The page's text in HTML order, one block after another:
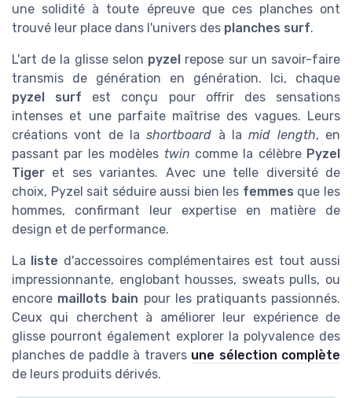
une solidité à toute épreuve que ces planches ont
trouvé leur place dans l'univers des planches surf.
L'art de la glisse selon pyzel repose sur un savoir-faire
transmis de génération en génération. Ici, chaque
pyzel surf est conçu pour offrir des sensations
intenses et une parfaite maîtrise des vagues. Leurs
créations vont de lashortboard à lamid length, en
passant par les modèles twin comme la célèbre Pyzel
Tiger et ses variantes. Avec une telle diversité de
choix, Pyzel sait séduire aussi bien les femmes que les
hommes, confirmant leur expertise en matière de
design et de performance.
La liste d'accessoires complémentaires est tout aussi
impressionnante, englobant housses, sweats pulls, ou
encore maillots bain pour les pratiquants passionnés.
Ceux qui cherchent à améliorer leur expérience de
glisse pourront également explorer la polyvalence des
planches de paddle à travers une sélection complète
de leurs produits dérivés.